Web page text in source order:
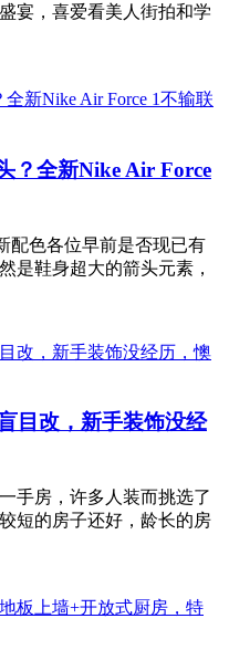
宴，喜爱看美人街拍和学
？全新Nike Air Force
配色各位早前是否现已有
是鞋身超大的箭头元素，
目改，新手装饰没经
手房，许多人装而挑选了
短的房子还好，龄长的房